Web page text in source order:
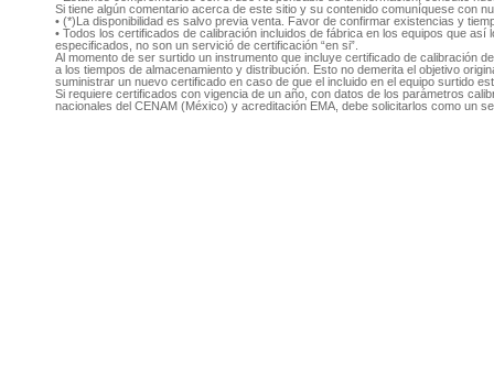
Si tiene algún comentario acerca de este sitio y su contenido comuníquese con
• (*)La disponibilidad es salvo previa venta. Favor de confirmar existencias y
• Todos los certificados de calibración incluidos de fábrica en los equipos que
especificados, no son un servició de certificación “en si”.
Al momento de ser surtido un instrumento que incluye certificado de calibración
a los tiempos de almacenamiento y distribución. Esto no demerita el objetivo
suministrar un nuevo certificado en caso de que el incluido en el equipo surtido
Si requiere certificados con vigencia de un año, con datos de los parámetros
nacionales del CENAM (México) y acreditación EMA, debe solicitarlos como un